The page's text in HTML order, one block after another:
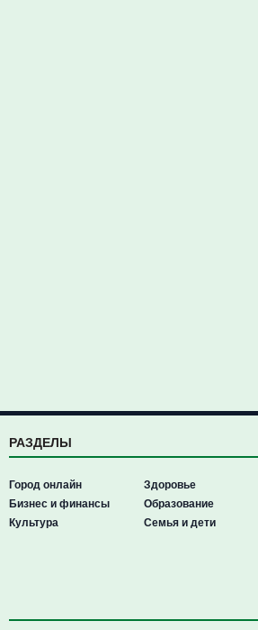
РАЗДЕЛЫ
Город онлайн
Бизнес и финансы
Культура
Здоровье
Образование
Семья и дети